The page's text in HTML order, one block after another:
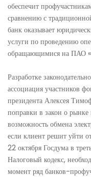
обеспечит
сравнению с
банк оказывает
услуги по проведению
обращающимися на ПАО
Разработке
ассоциация участников
президента Алексея
поправки в закон о
возможность обмена
если клиент решит уйти
22 октября Госдума в
Налоговый кодекс,
момент ряд банков-